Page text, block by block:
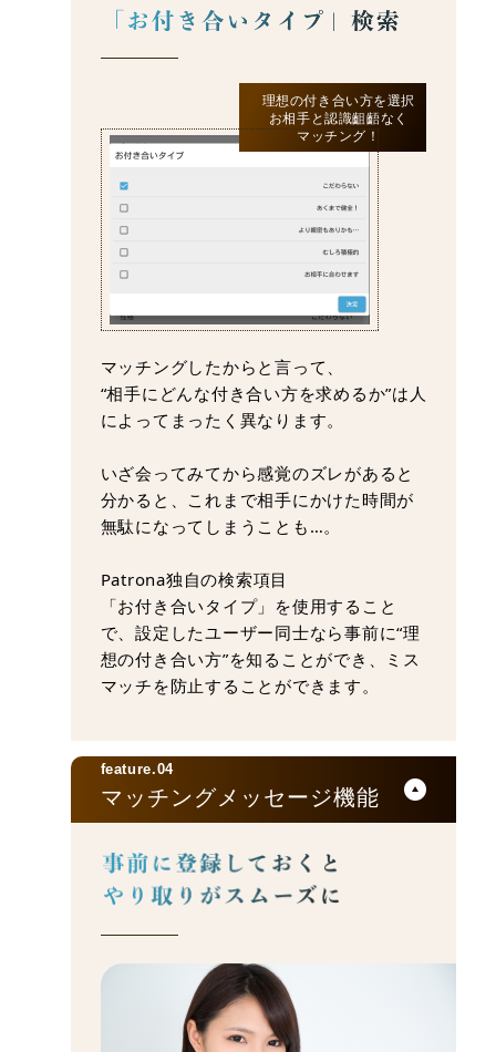
マッチングしたからと言って、
“相手にどんな付き合い方を求めるか”は人
によってまったく異なります。
いざ会ってみてから感覚のズレがあると
分かると、これまで相手にかけた時間が
無駄になってしまうことも…。
Patrona独自の検索項目
「お付き合いタイプ」を使用すること
で、設定したユーザー同士なら事前に“理
想の付き合い方”を知ることができ、ミス
マッチを防止することができます。
理想の付き合い方を選択
お相手と認識齟齬なく
マッチング！
マッチングメッセージ機能
feature.04